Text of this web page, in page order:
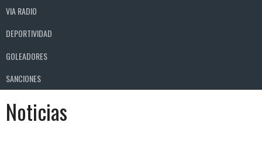
VIA RADIO
DEPORTIVIDAD
GOLEADORES
SANCIONES
Noticias